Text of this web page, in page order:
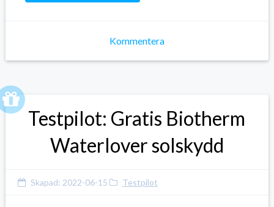
Kommentera
Testpilot: Gratis Biotherm
Waterlover solskydd
Skapad: 2022-06-15 Testpilot